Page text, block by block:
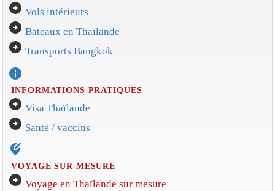
arrow_circle_right Vols intérieurs
arrow_circle_right Bateaux en Thaïlande
arrow_circle_right Transports Bangkok
info
INFORMATIONS PRATIQUES
arrow_circle_right Visa Thaïlande
arrow_circle_right Santé / vaccins
edit_location_alt
VOYAGE SUR MESURE
arrow_circle_right Voyage en Thaïlande sur mesure